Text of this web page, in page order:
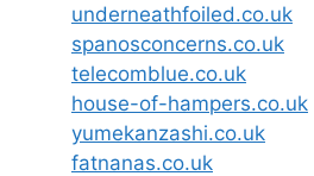
underneathfoiled.co.uk
spanosconcerns.co.uk
telecomblue.co.uk
house-of-hampers.co.uk
yumekanzashi.co.uk
fatnanas.co.uk